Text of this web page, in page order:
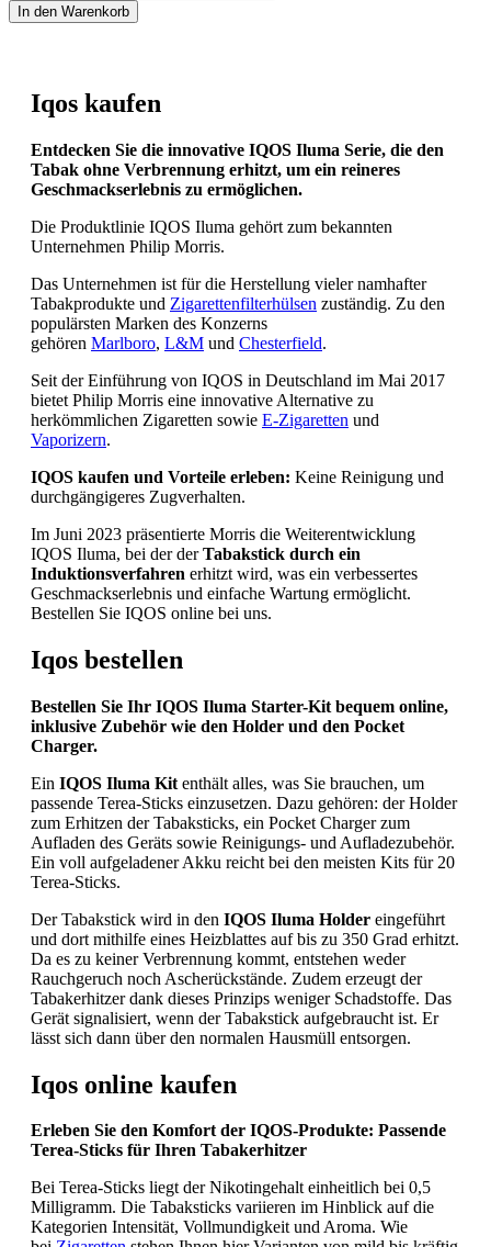
In den Warenkorb
Iqos kaufen
Entdecken Sie die innovative IQOS Iluma Serie, die den
Tabak ohne Verbrennung erhitzt, um ein reineres
Geschmackserlebnis zu ermöglichen.
Die Produktlinie IQOS Iluma gehört zum bekannten
Unternehmen Philip Morris.
Das Unternehmen ist für die Herstellung vieler namhafter
Tabakprodukte und Zigarettenfilterhülsen zuständig. Zu den
populärsten Marken des Konzerns
gehören Marlboro, L&M und Chesterfield.
Seit der Einführung von IQOS in Deutschland im Mai 2017
bietet Philip Morris eine innovative Alternative zu
herkömmlichen Zigaretten sowie E-Zigaretten und
Vaporizern.
IQOS kaufen und Vorteile erleben: Keine Reinigung und
durchgängigeres Zugverhalten.
Im Juni 2023 präsentierte Morris die Weiterentwicklung
IQOS Iluma, bei der derTabakstick durch ein
Induktionsverfahren erhitzt wird, was ein verbessertes
Geschmackserlebnis und einfache Wartung ermöglicht.
Bestellen Sie IQOS online bei uns.
Iqos bestellen
Bestellen Sie Ihr IQOS Iluma Starter-Kit bequem online,
inklusive Zubehör wie den Holder und den Pocket
Charger.
Ein IQOS Iluma Kit enthält alles, was Sie brauchen, um
passende Terea-Sticks einzusetzen. Dazu gehören: der Holder
zum Erhitzen der Tabaksticks, ein Pocket Charger zum
Aufladen des Geräts sowie Reinigungs- und Aufladezubehör.
Ein voll aufgeladener Akku reicht bei den meisten Kits für 20
Terea-Sticks.
Der Tabakstick wird in den IQOS Iluma Holder eingeführt
und dort mithilfe eines Heizblattes auf bis zu 350 Grad erhitzt.
Da es zu keiner Verbrennung kommt, entstehen weder
Rauchgeruch noch Ascherückstände. Zudem erzeugt der
Tabakerhitzer dank dieses Prinzips weniger Schadstoffe. Das
Gerät signalisiert, wenn der Tabakstick aufgebraucht ist. Er
lässt sich dann über den normalen Hausmüll entsorgen.
Iqos online kaufen
Erleben Sie den Komfort der IQOS-Produkte: Passende
Terea-Sticks für Ihren Tabakerhitzer
Bei Terea-Sticks liegt der Nikotingehalt einheitlich bei 0,5
Milligramm. Die Tabaksticks variieren im Hinblick auf die
Kategorien Intensität, Vollmundigkeit und Aroma. Wie